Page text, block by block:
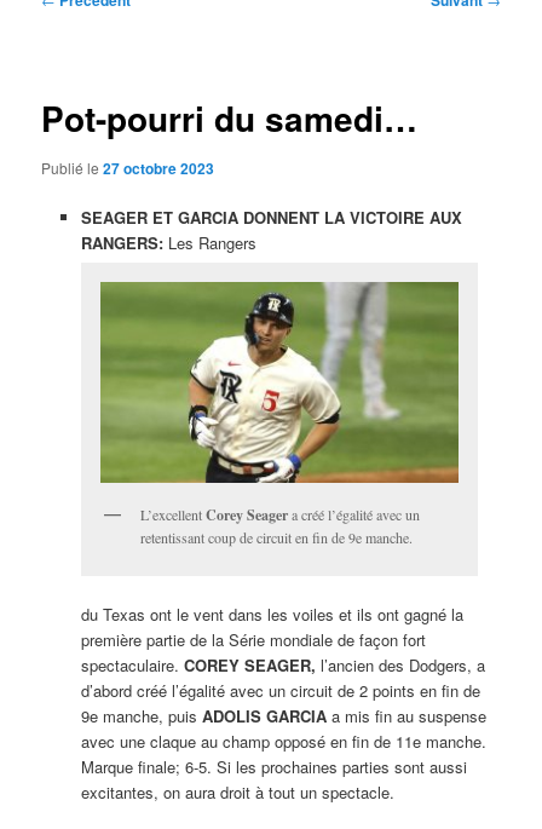
Pot-pourri du samedi…
Publié le27 octobre 2023
SEAGER ET GARCIA DONNENT LA VICTOIRE AUX
RANGERS: Les Rangers
L’excellentCorey Seagera créé l’égalité avec un
retentissant coup de circuit en fin de 9e manche.
du Texas ont le vent dans les voiles et ils ont gagné la
première partie de la Série mondiale de façon fort
spectaculaire. COREY SEAGER, l’ancien des Dodgers, a
d’abord créé l’égalité avec un circuit de 2 points en fin de
9e manche, puis ADOLIS GARCIAa mis fin au suspense
avec une claque au champ opposé en fin de 11e manche.
Marque finale; 6-5. Si les prochaines parties sont aussi
excitantes, on aura droit à tout un spectacle.